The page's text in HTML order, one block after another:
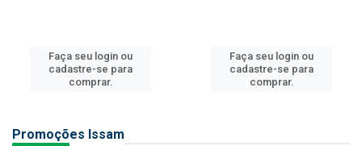
Faça seu login ou
cadastre-se para
comprar.
Faça seu login ou
cadastre-se para
comprar.
Promoções Issam